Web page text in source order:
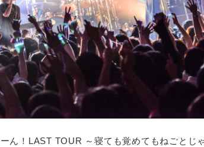
ん！LAST TOUR ～寝ても覚めてもねごとじ